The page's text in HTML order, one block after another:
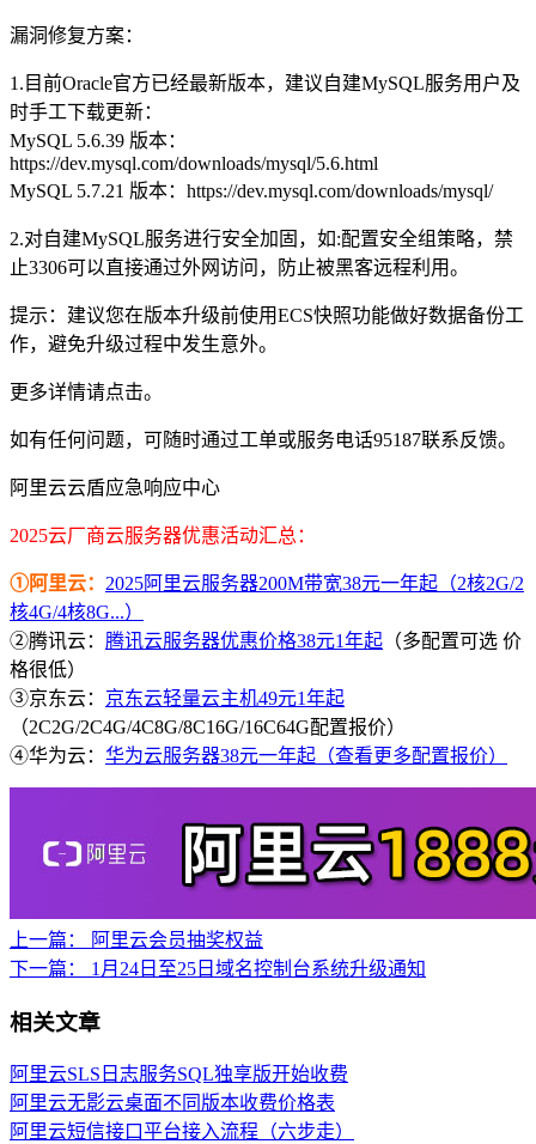
漏洞修复方案：
1.目前Oracle官方已经最新版本，建议自建MySQL服务用户及
时手工下载更新：
MySQL 5.6.39 版本：
https://dev.mysql.com/downloads/mysql/5.6.html
MySQL 5.7.21 版本：https://dev.mysql.com/downloads/mysql/
2.对自建MySQL服务进行安全加固，如:配置安全组策略，禁
止3306可以直接通过外网访问，防止被黑客远程利用。
提示：建议您在版本升级前使用ECS快照功能做好数据备份工
作，避免升级过程中发生意外。
更多详情请点击。
如有任何问题，可随时通过工单或服务电话95187联系反馈。
阿里云云盾应急响应中心
2025云厂商云服务器优惠活动汇总：
①阿里云： 2025阿里云服务器200M带宽38元一年起（2核2G/2
核4G/4核8G...）
②腾讯云： 腾讯云服务器优惠价格38元1年起 （多配置可选 价
格很低）
③京东云： 京东云轻量云主机49元1年起
（2C2G/2C4G/4C8G/8C16G/16C64G配置报价）
④华为云： 华为云服务器38元一年起（查看更多配置报价）
上一篇：
阿里云会员抽奖权益
下一篇：
1月24日至25日域名控制台系统升级通知
相关文章
阿里云SLS日志服务SQL独享版开始收费
阿里云无影云桌面不同版本收费价格表
阿里云短信接口平台接入流程（六步走）